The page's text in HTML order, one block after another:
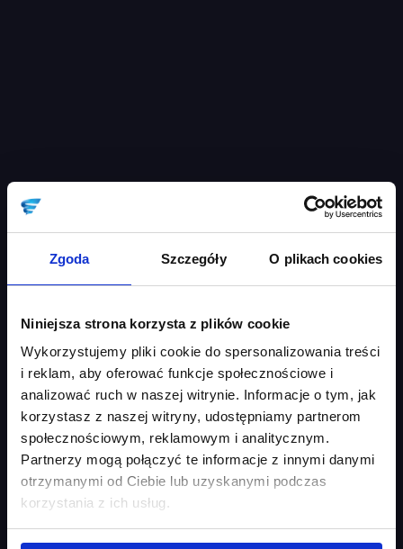
Zgoda Szczegóły O plikach cookies
Niniejsza strona korzysta z plików cookie
Wykorzystujemy pliki cookie do spersonalizowania treści
i reklam, aby oferować funkcje społecznościowe i
analizować ruch w naszej witrynie. Informacje o tym, jak
korzystasz z naszej witryny, udostępniamy partnerom
społecznościowym, reklamowym i analitycznym.
Partnerzy mogą połączyć te informacje z innymi danymi
otrzymanymi od Ciebie lub uzyskanymi podczas
korzystania z ich usług.